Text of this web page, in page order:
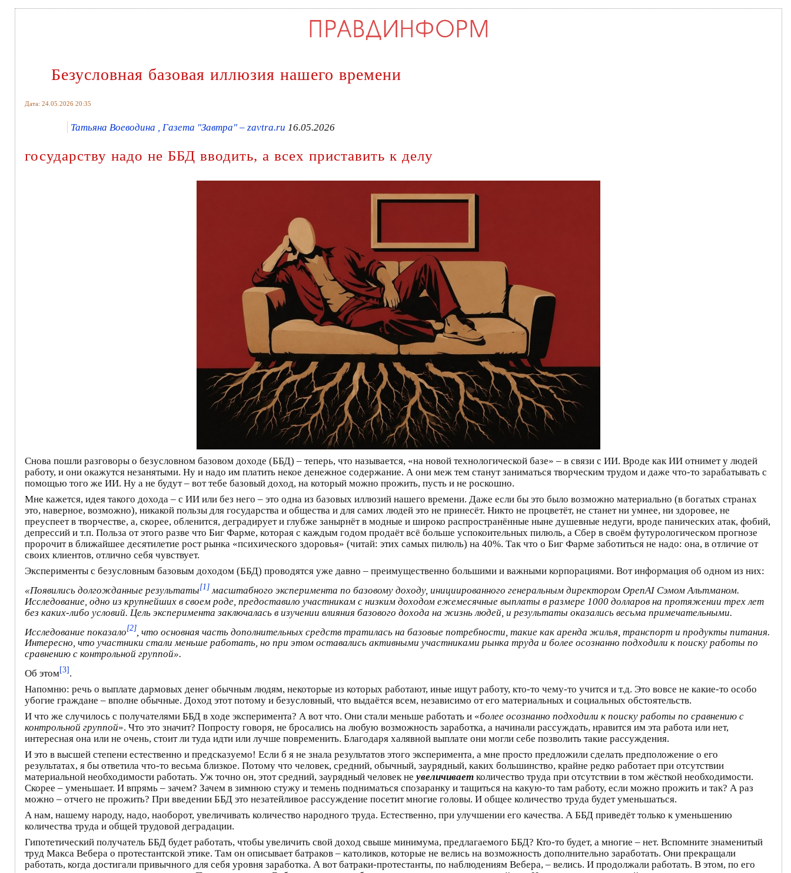
Безусловная базовая иллюзия нашего времени
Дата: 24.05.2026 20:35
Татьяна Воеводина , Газета "Завтра" – zavtra.ru 16.05.2026
государству надо не ББД вводить, а всех приставить к делу
Снова пошли разговоры о безусловном базовом доходе (ББД) – теперь, что называется, «на новой технологической базе» – в связи с ИИ. Вроде как ИИ отнимет у людей
работу, и они окажутся незанятыми. Ну и надо им платить некое денежное содержание. А они меж тем станут заниматься творческим трудом и даже что-то зарабатывать с
помощью того же ИИ. Ну а не будут – вот тебе базовый доход, на который можно прожить, пусть и не роскошно.
Мне кажется, идея такого дохода – с ИИ или без него – это одна из базовых иллюзий нашего времени. Даже если бы это было возможно материально (в богатых странах
это, наверное, возможно), никакой пользы для государства и общества и для самих людей это не принесёт. Никто не процветёт, не станет ни умнее, ни здоровее, не
преуспеет в творчестве, а, скорее, обленится, деградирует и глубже занырнёт в модные и широко распространённые ныне душевные недуги, вроде панических атак, фобий,
депрессий и т.п. Польза от этого разве что Биг Фарме, которая с каждым годом продаёт всё больше успокоительных пилюль, а Сбер в своём футурологическом прогнозе
пророчит в ближайшее десятилетие рост рынка «психического здоровья» (читай: этих самых пилюль) на 40%. Так что о Биг Фарме заботиться не надо: она, в отличие от
своих клиентов, отлично себя чувствует.
Эксперименты с безусловным базовым доходом (ББД) проводятся уже давно – преимущественно большими и важными корпорациями. Вот информация об одном из них:
«Появились долгожданные результаты[1] масштабного эксперимента по базовому доходу, инициированного генеральным директором OpenAI Сэмом Альтманом.
Исследование, одно из крупнейших в своем роде, предоставило участникам с низким доходом ежемесячные выплаты в размере 1000 долларов на протяжении трех лет
без каких-либо условий. Цель эксперимента заключалась в изучении влияния базового дохода на жизнь людей, и результаты оказались весьма примечательными.
Исследование показало[2] , что основная часть дополнительных средств тратилась на базовые потребности, такие как аренда жилья, транспорт и продукты питания.
Интересно, что участники стали меньше работать, но при этом оставались активными участниками рынка труда и более осознанно подходили к поиску работы по
сравнению с контрольной группой».
Об этом[3].
Напомню: речь о выплате дармовых денег обычным людям, некоторые из которых работают, иные ищут работу, кто-то чему-то учится и т.д. Это вовсе не какие-то особо
убогие граждане – вполне обычные. Доход этот потому и безусловный, что выдаётся всем, независимо от его материальных и социальных обстоятельств.
И что же случилось с получателями ББД в ходе эксперимента? А вот что. Они стали меньше работать и «более осознанно подходили к поиску работы по сравнению с
контрольной группой». Что это значит? Попросту говоря, не бросались на любую возможность заработка, а начинали рассуждать, нравится им эта работа или нет,
интересная она или не очень, стоит ли туда идти или лучше повременить. Благодаря халявной выплате они могли себе позволить такие рассуждения.
И это в высшей степени естественно и предсказуемо! Если б я не знала результатов этого эксперимента, а мне просто предложили сделать предположение о его
результатах, я бы ответила что-то весьма близкое. Потому что человек, средний, обычный, заурядный, каких большинство, крайне редко работает при отсутствии
материальной необходимости работать. Уж точно он, этот средний, заурядный человек не увеличивает количество труда при отсутствии в том жёсткой необходимости.
Скорее – уменьшает. И впрямь – зачем? Зачем в зимнюю стужу и темень подниматься спозаранку и тащиться на какую-то там работу, если можно прожить и так? А раз
можно – отчего не прожить? При введении ББД это незатейливое рассуждение посетит многие головы. И общее количество труда будет уменьшаться.
А нам, нашему народу, надо, наоборот, увеличивать количество народного труда. Естественно, при улучшении его качества. А ББД приведёт только к уменьшению
количества труда и общей трудовой деградации.
Гипотетический получатель ББД будет работать, чтобы увеличить свой доход свыше минимума, предлагаемого ББД? Кто-то будет, а многие – нет. Вспомните знаменитый
труд Макса Вебера о протестантской этике. Там он описывает батраков – католиков, которые не велись на возможность дополнительно заработать. Они прекращали
работать, когда достигали привычного для себя уровня заработка. А вот батраки-протестанты, по наблюдениям Вебера, – велись. И продолжали работать. В этом, по его